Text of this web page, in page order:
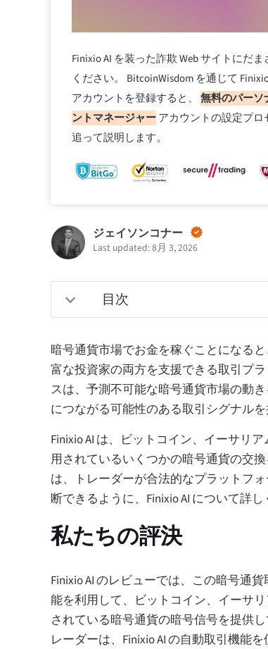
Finixio AI を装った詐欺 Web サイトにだ
ください。 BitcoinWisdom を通じて
アカウントを登録すると、 無料のパーソ
ントマネージャーアカウントの設定プロ
追って説明します。
ジェイソンコナー
Last updated: 8月 3, 2026
目次
暗号通貨市場でお金を稼ぐことになる
富な投資家の両方を支援できる取引プ
スは、予測不可能な暗号通貨市場の動
につながる可能性のある取引シグナルを
Finixio AI は、ビットコイン、イーサリ
用されているいくつかの暗号通貨の交
は、トレーダーが合法的なプラットフ
断できるように、Finixio AI について詳し
私たちの評決
Finixio AI のレビューでは、この暗号通
能を利用して、ビットコイン、イーサ
されている暗号通貨の暗号信号を提供
レーダーは、Finixio AI の自動取引機能